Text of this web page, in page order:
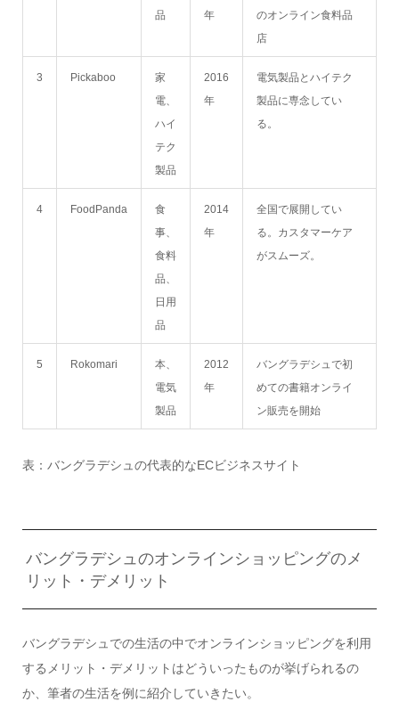
品
年
のオンライン食料品
店
3 Pickaboo
家
電、
ハイ
テク
製品
2016
年
電気製品とハイテク
製品に専念してい
る。
4 FoodPanda
食
事、
食料
品、
日用
品
2014
年
全国で展開してい
る。カスタマーケア
がスムーズ。
5 Rokomari
本、
電気
製品
2012
年
バングラデシュで初
めての書籍オンライ
ン販売を開始
表：バングラデシュの代表的なECビジネスサイト
バングラデシュのオンラインショッピングのメ
リット・デメリット
バングラデシュでの生活の中でオンラインショッピングを利用
するメリット・デメリットはどういったものが挙げられるの
か、筆者の生活を例に紹介していきたい。